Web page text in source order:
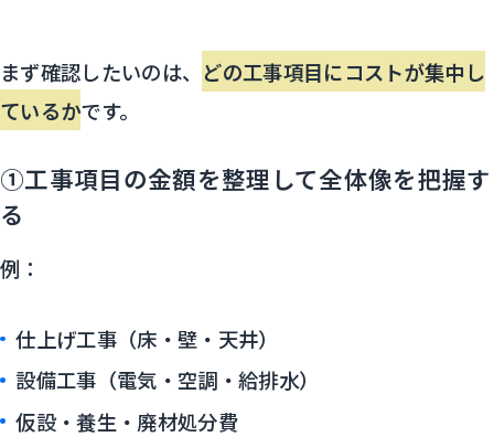
まず確認したいのは、 どの工事項目にコストが集中し
ているかです。
①工事項目の金額を整理して全体像を把握す
る
例：
仕上げ工事（床・壁・天井）
設備工事（電気・空調・給排水）
仮設・養生・廃材処分費